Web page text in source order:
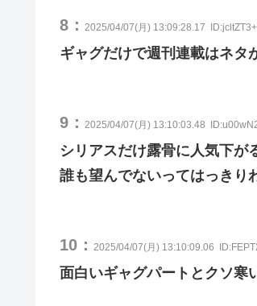
8： 2025/04/07(月) 13:09:28.17
ギャグだけで週刊連載はネタ
9： 2025/04/07(月) 13:10:03.48
シリアスだけ露骨に人気下が
誰も望んでないってはっきり
10： 2025/04/07(月) 13:10:09.06
面白いギャグパートとクソ寒